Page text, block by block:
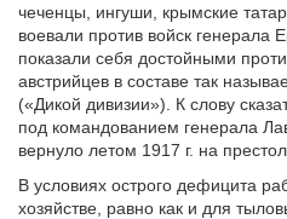
чеченцы, ингуши, крымские
воевали против войск генерала
показали себя достойными
австрийцев в составе так
(«Дикой дивизии»). К слову
под командованием генерала
вернуло летом 1917 г. на
В условиях острого дефицита
хозяйстве, равно как и для